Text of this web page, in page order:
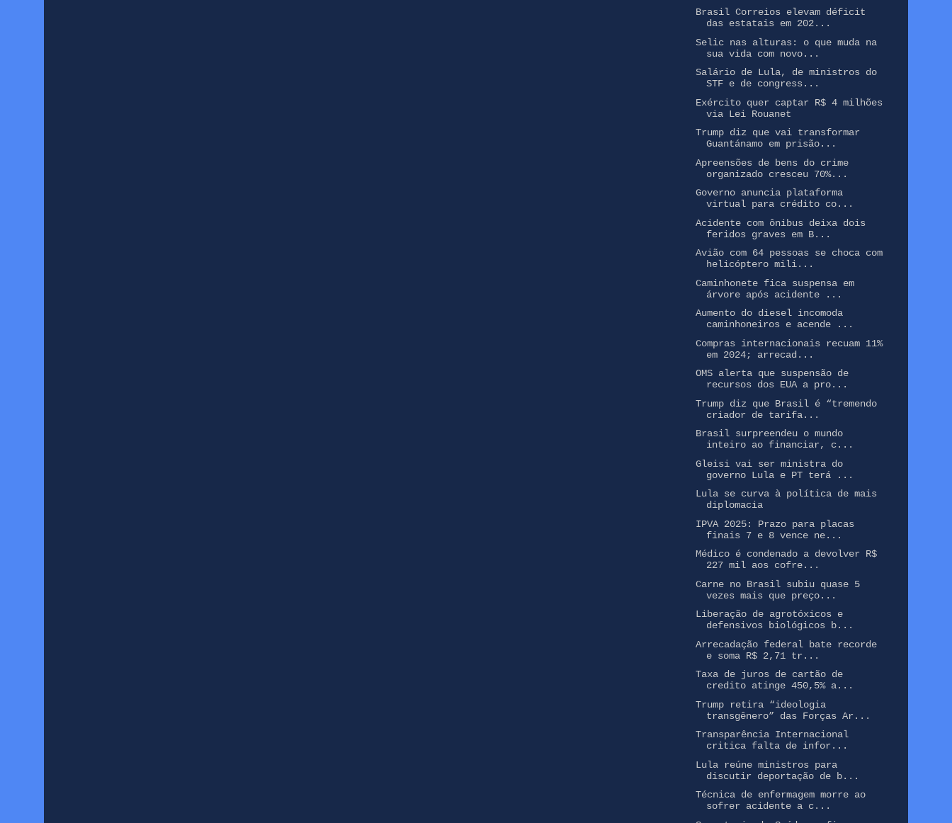
Brasil Correios elevam déficit
das estatais em 202...
Selic nas alturas: o que muda na
sua vida com novo...
Salário de Lula, de ministros do
STF e de congress...
Exército quer captar R$ 4 milhões
via Lei Rouanet
Trump diz que vai transformar
Guantánamo em prisão...
Apreensões de bens do crime
organizado cresceu 70%...
Governo anuncia plataforma
virtual para crédito co...
Acidente com ônibus deixa dois
feridos graves em B...
Avião com 64 pessoas se choca com
helicóptero mili...
Caminhonete fica suspensa em
árvore após acidente ...
Aumento do diesel incomoda
caminhoneiros e acende ...
Compras internacionais recuam 11%
em 2024; arrecad...
OMS alerta que suspensão de
recursos dos EUA a pro...
Trump diz que Brasil é “tremendo
criador de tarifa...
Brasil surpreendeu o mundo
inteiro ao financiar, c...
Gleisi vai ser ministra do
governo Lula e PT terá ...
Lula se curva à política de mais
diplomacia
IPVA 2025: Prazo para placas
finais 7 e 8 vence ne...
Médico é condenado a devolver R$
227 mil aos cofre...
Carne no Brasil subiu quase 5
vezes mais que preço...
Liberação de agrotóxicos e
defensivos biológicos b...
Arrecadação federal bate recorde
e soma R$ 2,71 tr...
Taxa de juros de cartão de
credito atinge 450,5% a...
Trump retira “ideologia
transgênero” das Forças Ar...
Transparência Internacional
critica falta de infor...
Lula reúne ministros para
discutir deportação de b...
Técnica de enfermagem morre ao
sofrer acidente a c...